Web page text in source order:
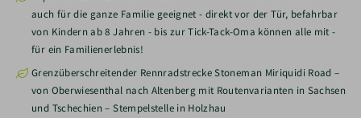
auch für die ganze Familie geeignet - direkt vor der Tür, befahrbar
von Kindern ab 8 Jahren - bis zur Tick-Tack-Oma können alle mit -
für ein Familienerlebnis!
Grenzüberschreitender Rennradstrecke Stoneman Miriquidi Road –
von Oberwiesenthal nach Altenberg mit Routenvarianten in Sachsen
und Tschechien – Stempelstelle in Holzhau